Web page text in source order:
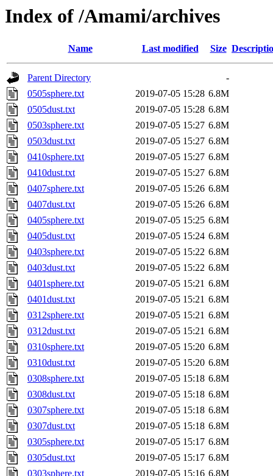
Index of /Amami/archives
Name Last modified Size
Parent Directory
-
0505sphere.txt
2019-07-05 15:28 6.8M
0505dust.txt
2019-07-05 15:28 6.8M
0503sphere.txt
2019-07-05 15:27 6.8M
0503dust.txt
2019-07-05 15:27 6.8M
0410sphere.txt
2019-07-05 15:27 6.8M
0410dust.txt
2019-07-05 15:27 6.8M
0407sphere.txt
2019-07-05 15:26 6.8M
0407dust.txt
2019-07-05 15:26 6.8M
0405sphere.txt
2019-07-05 15:25 6.8M
0405dust.txt
2019-07-05 15:24 6.8M
0403sphere.txt
2019-07-05 15:22 6.8M
0403dust.txt
2019-07-05 15:22 6.8M
0401sphere.txt
2019-07-05 15:21 6.8M
0401dust.txt
2019-07-05 15:21 6.8M
0312sphere.txt
2019-07-05 15:21 6.8M
0312dust.txt
2019-07-05 15:21 6.8M
0310sphere.txt
2019-07-05 15:20 6.8M
0310dust.txt
2019-07-05 15:20 6.8M
0308sphere.txt
2019-07-05 15:18 6.8M
0308dust.txt
2019-07-05 15:18 6.8M
0307sphere.txt
2019-07-05 15:18 6.8M
0307dust.txt
2019-07-05 15:18 6.8M
0305sphere.txt
2019-07-05 15:17 6.8M
0305dust.txt
2019-07-05 15:17 6.8M
0303sphere.txt
2019-07-05 15:16 6.8M